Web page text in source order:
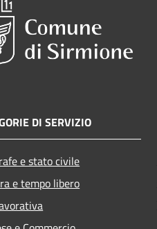
DI SERVIZIO
e stato civile
e tempo libero